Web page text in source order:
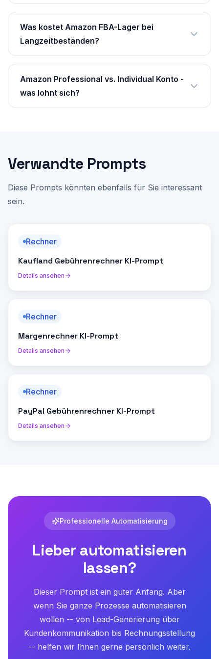
Was kostet Amazon FBA-Lager bei
Langzeitbeständen?
Amazon Professional vs. Individual Konto -
was lohnt sich?
Verwandte Prompts
Diese Prompts könnten ebenfalls für Sie interessant
sein.
Rechner
Kaufland Gebührenrechner KI-Prompt
Details ansehen
Rechner
Margenrechner KI-Prompt
Details ansehen
Rechner
PayPal Gebührenrechner KI-Prompt
Details ansehen
Professionelle Automatisierung
Lieber automatisieren
lassen?
Dieser Prompt ist ein guter Anfang. Aber
wenn Sie ganze Prozesse automatisieren
wollen -- von Lead-Generierung über
Kundenkommunikation bis Rechnungsstellung
-- helfen wir Ihnen gerne persönlich weiter.